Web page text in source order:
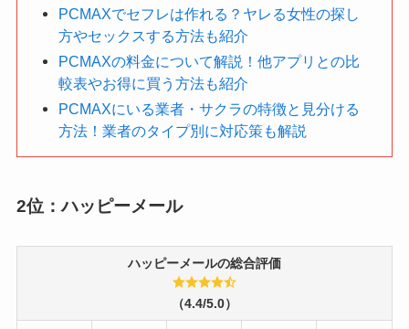
PCMAXでセフレは作れる？ヤレる女性の探し
方やセックスする方法も紹介
PCMAXの料金について解説！他アプリとの比
較表やお得に買う方法も紹介
PCMAXにいる業者・サクラの特徴と見分ける
方法！業者のタイプ別に対応策も解説
2位：ハッピーメール
ハッピーメールの総合評価
（4.4/5.0）